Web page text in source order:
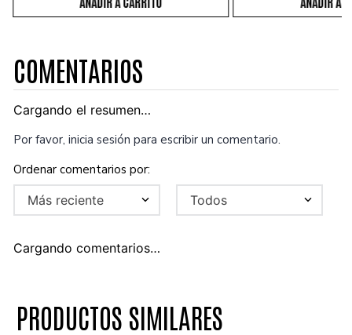
COMENTARIOS
Cargando el resumen…
Por favor, inicia sesión para escribir un comentario.
Más reciente Todos
Cargando comentarios…
PRODUCTOS SIMILARES